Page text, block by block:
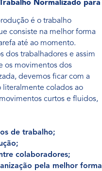
Normalizado para
é o trabalho
consiste na melhor forma
até ao momento.
dos trabalhadores e assim
os movimentos dos
devemos ficar com a
literalmente colados ao
curtos e fluidos,
de trabalho;
colaboradores;
pela melhor forma